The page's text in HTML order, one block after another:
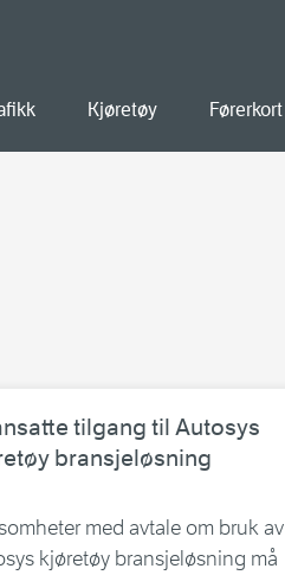
Kjøretøy Førerkort
tilgang til Autosys
bransjeløsning
med avtale om bruk av
kjøretøy bransjeløsning må